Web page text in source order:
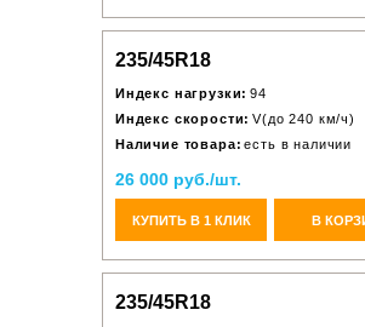
235/45R18
Индекс нагрузки: 94
Индекс скорости: V(до 240 км/ч)
Наличие товара: есть в наличии
26 000 руб./шт.
КУПИТЬ В 1 КЛИК В
235/45R18